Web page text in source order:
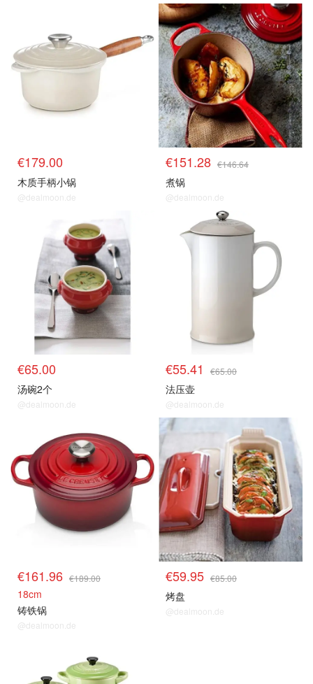
€179.00
木质手柄小锅
@dealmoon.de
€151.28 €146.64
煮锅
@dealmoon.de
€65.00
汤碗2个
@dealmoon.de
€55.41 €65.00
法压壶
@dealmoon.de
€161.96 €189.00
18cm
铸铁锅
@dealmoon.de
€59.95 €85.00
烤盘
@dealmoon.de